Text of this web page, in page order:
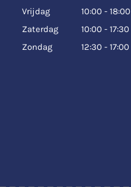
Vrijdag
10:00 - 18:00
Zaterdag
10:00 - 17:30
Zondag
12:30 - 17:00